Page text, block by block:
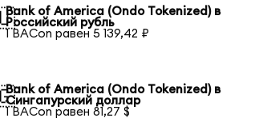
Bank of America (Ondo Tokenized) в
Российский рубль
1 BACon равен 5 139,42 ₽
Bank of America (Ondo Tokenized) в
Сингапурский доллар
1 BACon равен 81,27 $